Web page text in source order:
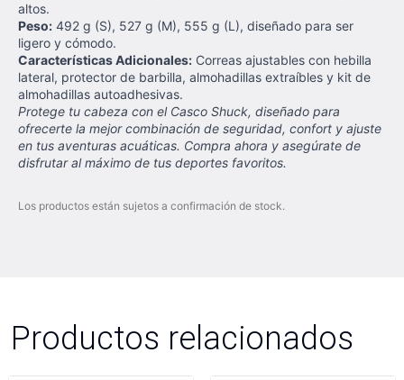
altos.
Peso: 492 g (S), 527 g (M), 555 g (L), diseñado para ser
ligero y cómodo.
Características Adicionales: Correas ajustables con hebilla
lateral, protector de barbilla, almohadillas extraíbles y kit de
almohadillas autoadhesivas.
Protege tu cabeza con el Casco Shuck, diseñado para
ofrecerte la mejor combinación de seguridad, confort y ajuste
en tus aventuras acuáticas. Compra ahora y asegúrate de
disfrutar al máximo de tus deportes favoritos.
Los productos están sujetos a confirmación de stock.
Productos relacionados